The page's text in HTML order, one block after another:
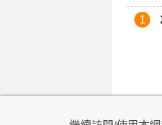
1
私隱政策